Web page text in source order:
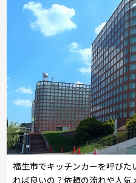
福生市でキッチンカーを呼び
れば良いの？依頼の流れや人気